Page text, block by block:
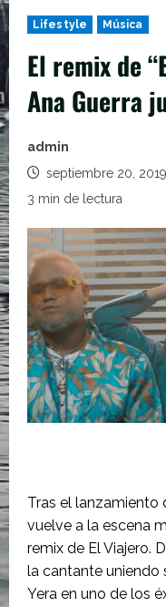
Lifestyle Música
El remix de
Ana Guerra
admin
septiembre 20, 2019
3 min de lectura
Tras el lanzamiento
vuelve a la escena
remix de El Viajero.
la cantante uniendo
Yera en uno de los